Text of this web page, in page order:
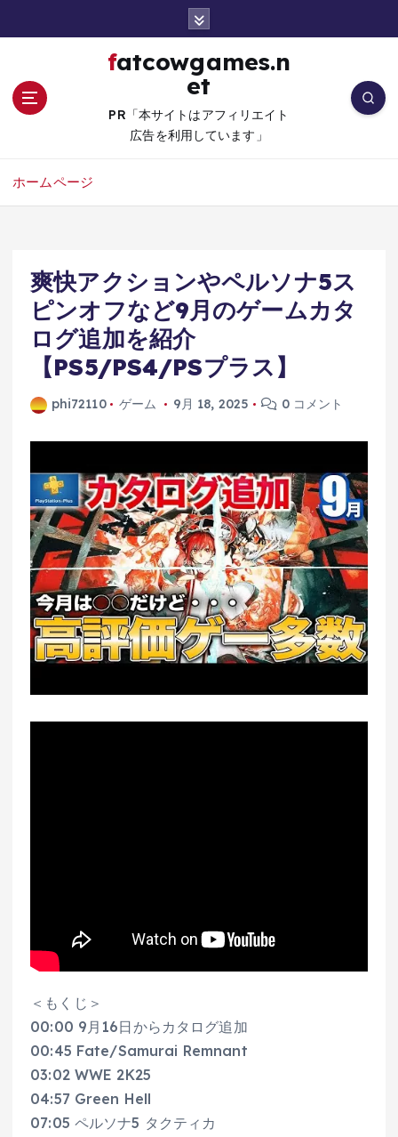
fatcowgames.n
et
PR「本サイトはアフィリエイト
広告を利用しています」
ホームページ
爽快アクションやペルソナ5ス
ピンオフなど9月のゲームカタ
ログ追加を紹介
【PS5/PS4/PSプラス】
phi72110 ゲーム 9月 18, 2025 0 コメント
＜もくじ＞
00:00 9月16日からカタログ追加
00:45 Fate/Samurai Remnant
03:02 WWE 2K25
04:57 Green Hell
07:05 ペルソナ5 タクティカ